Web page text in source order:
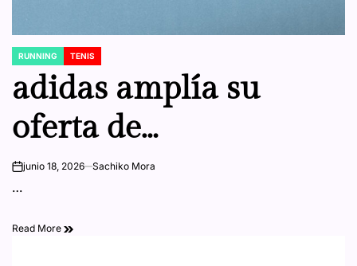
POSTED
RUNNING TENIS
adidas amplía su
oferta de
entrenamiento
Dropset Pro
onjunio 18, 2026 Sachiko Mora
…
Read More